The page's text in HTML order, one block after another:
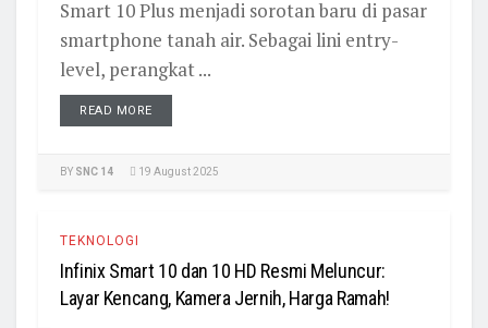
Smart 10 Plus menjadi sorotan baru di pasar
smartphone tanah air. Sebagai lini entry-
level, perangkat ...
READ MORE
BY SNC 14 19 August 2025
TEKNOLOGI
Infinix Smart 10 dan 10 HD Resmi Meluncur:
Layar Kencang, Kamera Jernih, Harga Ramah!